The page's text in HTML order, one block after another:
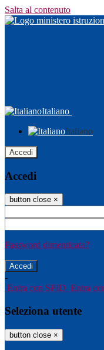
Salta al contenuto
Italiano
Italiano
Accedi
Accedi
button close ×
Password dimenticata?
-
Entra con SPID Entra
Seleziona utente
button close ×